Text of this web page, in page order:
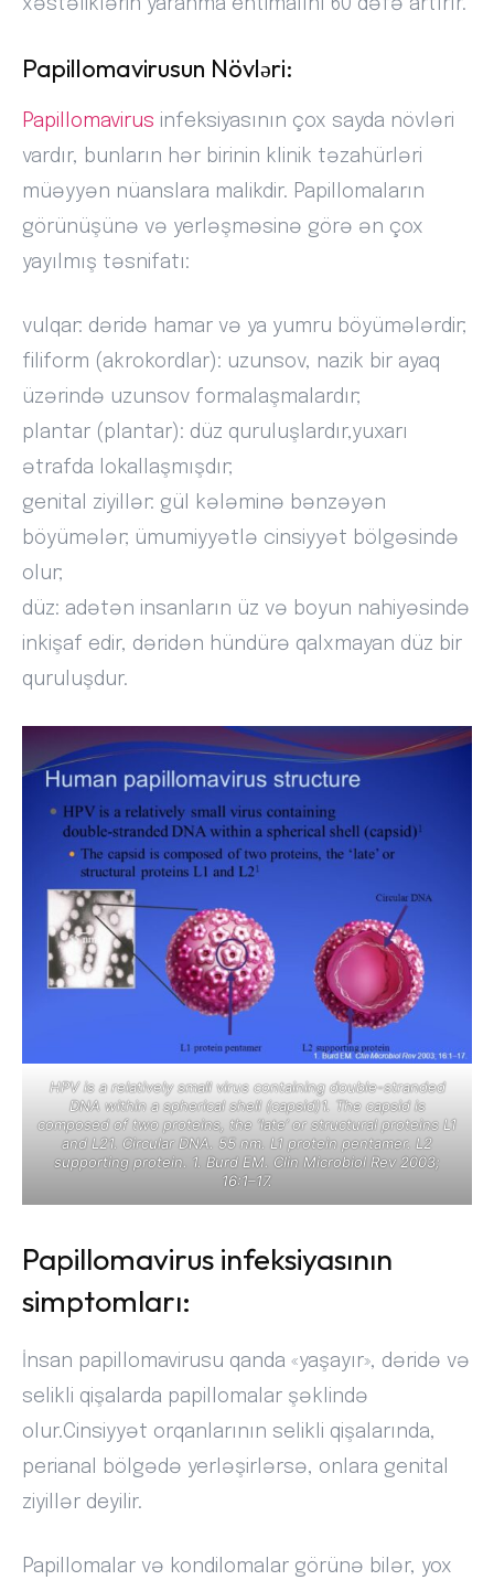
xəstəliklərin yaranma ehtimalını 60 dəfə artırır.
Papillomavirusun Növləri:
Papillomavirus infeksiyasının çox sayda növləri
vardır, bunların hər birinin klinik təzahürləri
müəyyən nüanslara malikdir. Papillomaların
görünüşünə və yerləşməsinə görə ən çox
yayılmış təsnifatı:
vulqar: dəridə hamar və ya yumru böyümələrdir;
filiform (akrokordlar): uzunsov, nazik bir ayaq
üzərində uzunsov formalaşmalardır;
plantar (plantar): düz quruluşlardır,yuxarı
ətrafda lokallaşmışdır;
genital ziyillər: gül kələminə bənzəyən
böyümələr; ümumiyyətlə cinsiyyət bölgəsində
olur;
düz: adətən insanların üz və boyun nahiyəsində
inkişaf edir, dəridən hündürə qalxmayan düz bir
quruluşdur.
HPV is a relatively small virus containing double-stranded
DNA within a spherical shell (capsid)1. The capsid is
composed of two proteins, the ‘late’ or structural proteins L1
and L21. Circular DNA. 55 nm. L1 protein pentamer. L2
supporting protein. 1. Burd EM. Clin Microbiol Rev 2003;
16:1–17.
Papillomavirus infeksiyasının
simptomları:
İnsan papillomavirusu qanda «yaşayır», dəridə və
selikli qişalarda papillomalar şəklində
olur.Cinsiyyət orqanlarının selikli qişalarında,
perianal bölgədə yerləşirlərsə, onlara genital
ziyillər deyilir.
Papillomalar və kondilomalar görünə bilər, yox